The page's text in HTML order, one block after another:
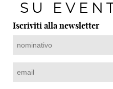
SU
Iscriviti alla newsletter